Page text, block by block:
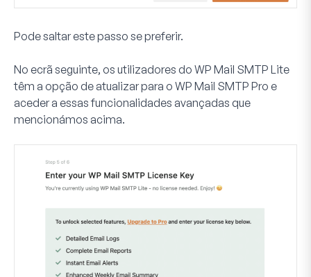
Pode saltar este passo se preferir.
No ecrã seguinte, os utilizadores do WP Mail SMTP Lite
têm a opção de atualizar para o WP Mail SMTP Pro e
aceder a essas funcionalidades avançadas que
mencionámos acima.